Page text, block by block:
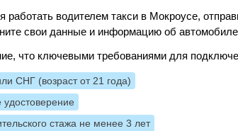
работать водителем такси в Мокроусе,
свои данные и информацию об
что ключевыми требованиями для
СНГ (возраст от 21 года)
удостоверение
стажа не менее 3 лет